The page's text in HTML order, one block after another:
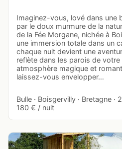
Imaginez-vous, lové dans une
par le doux murmure de la
de la Fée Morgane, nichée à
une immersion totale dans un
chaque nuit devient une
reflète dans les parois de
atmosphère magique et
laissez-vous envelopper…
Bulle · Boisgervilly · Bretagne
180 € / nuit